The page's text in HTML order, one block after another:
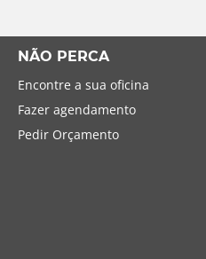
NÃO PERCA
Encontre a sua oficina
Fazer agendamento
Pedir Orçamento